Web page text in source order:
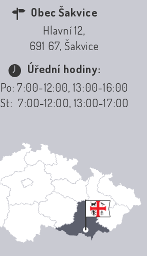
Obec Šakvice
Hlavní 12,
691 67, Šakvice
Úřední hodiny:
Po: 7:00-12:00, 13:00-16:00
St: 7:00-12:00, 13:00-17:00